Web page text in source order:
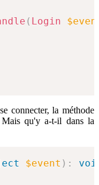
( Login
connecter, la méthode
qu'y a-t-il dans la
$event ) :